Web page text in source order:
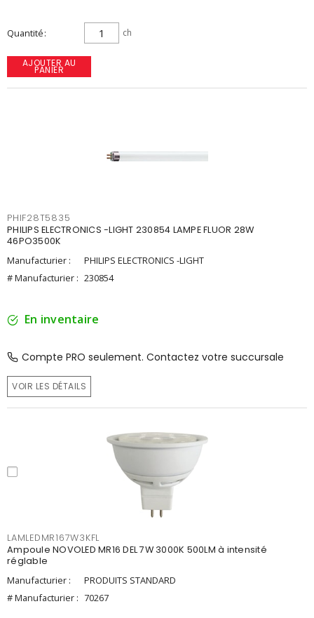
Quantité ch
AJOUTER AU
PANIER
PHIF28T5835
PHILIPS ELECTRONICS -LIGHT 230854 LAMPE FLUOR 28W
46PO3500K
Manufacturier :
PHILIPS ELECTRONICS -LIGHT
# Manufacturier : 230854
En inventaire
Compte PRO seulement. Contactez votre succursale
VOIR LES DÉTAILS
LAMLEDMR167W3KFL
Ampoule NOVOLED MR16 DEL 7W 3000K 500LM à intensité
réglable
Manufacturier :
PRODUITS STANDARD
# Manufacturier : 70267